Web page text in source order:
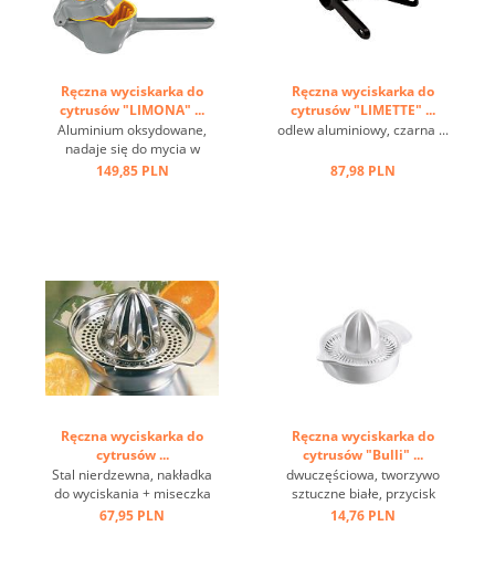
Ręczna wyciskarka do
cytrusów "LIMONA" ...
Aluminium oksydowane,
nadaje się do mycia w
zmywarkach, wkład z
149,85 PLN
Ręczna wyciskarka do
cytrusów "LIMETTE" ...
odlew aluminiowy, czarna ...
87,98 PLN
Ręczna wyciskarka do
cytrusów ...
Stal nierdzewna, nakładka
do wyciskania + miseczka
na sok ...
67,95 PLN
Ręczna wyciskarka do
cytrusów "Bulli" ...
dwuczęściowa, tworzywo
sztuczne białe, przycisk
przezroczysty ...
14,76 PLN